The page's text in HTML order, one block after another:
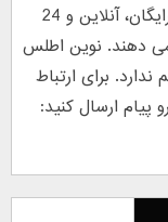
نوین بینش را معرفی می کنیم که به صورت رایگان، آنلاین و 24
دهند. نوین اطلس
برای ارتباط
پیام ارسال کنید: